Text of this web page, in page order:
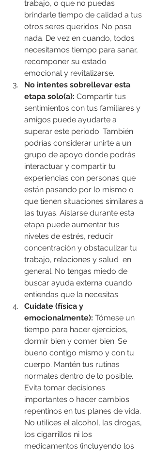
trabajo, o que no puedas
brindarle tiempo de calidad a tus
otros seres queridos. No pasa
nada. De vez en cuando, todos
necesitamos tiempo para sanar,
recomponer su estado
emocional y revitalizarse.
No intentes sobrellevar esta
etapa solo(a): Compartir tus
sentimientos con tus familiares y
amigos puede ayudarte a
superar este periodo. También
podrías considerar unirte a un
grupo de apoyo donde podrás
interactuar y compartir tu
experiencias con personas que
están pasando por lo mismo o
que tienen situaciones similares a
las tuyas. Aislarse durante esta
etapa puede aumentar tus
niveles de estrés, reducir
concentración y obstaculizar tu
trabajo, relaciones y salud  en
general. No tengas miedo de
buscar ayuda externa cuando
entiendas que la necesitas
Cuídate (física y
emocionalmente): Tómese un
tiempo para hacer ejercicios,
dormir bien y comer bien. Se
bueno contigo mismo y con tu
cuerpo. Mantén tus rutinas
normales dentro de lo posible.
Evita tomar decisiones
importantes o hacer cambios
repentinos en tus planes de vida.
No utilices el alcohol, las drogas,
los cigarrillos ni los
medicamentos (incluyendo los